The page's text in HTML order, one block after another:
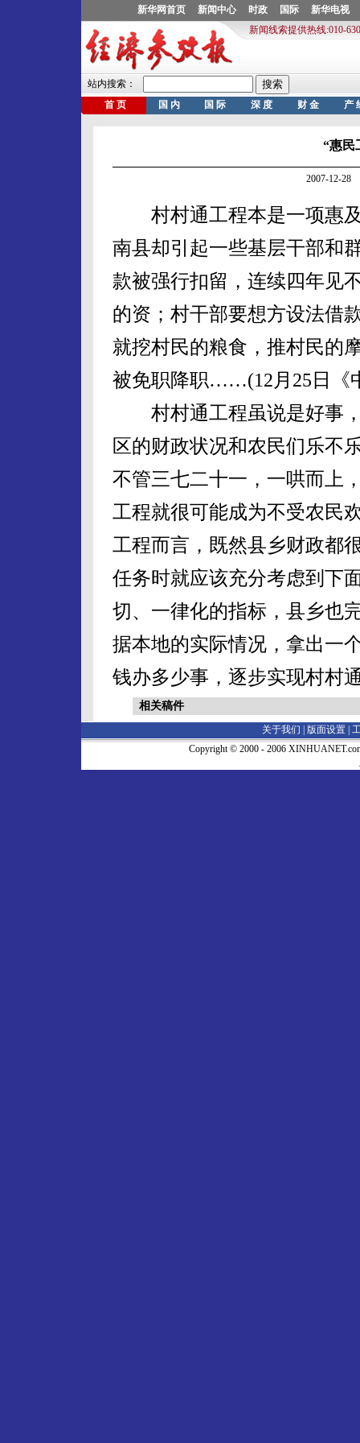
“惠民
2007-12-28
村村通工程本是一项惠及
南县却引起一些基层干部和
款被强行扣留，连续四年见
的资；村干部要想方设法借
就挖村民的粮食，推村民的
被免职降职……(12月25日《
村村通工程虽说是好事，
区的财政状况和农民们乐不
不管三七二十一，一哄而上
工程就很可能成为不受农民
工程而言，既然县乡财政都
任务时就应该充分考虑到下
切、一律化的指标，县乡也
据本地的实际情况，拿出一
钱办多少事，逐步实现村村
相关稿件
关于我们 | 版面设置
Copyright © 2000 - 2006